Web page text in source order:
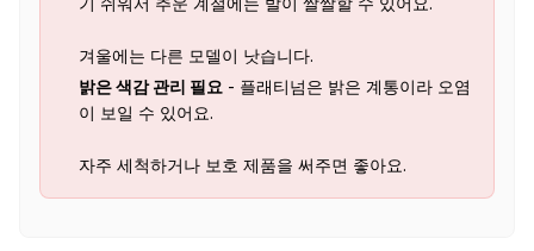
겨울에는 다른 모델이 낫습니다.
밝은 색감 관리 필요 - 플래티넘은 밝은 계통이라 오염
이 보일 수 있어요.
자주 세척하거나 보호 제품을 써주면 좋아요.